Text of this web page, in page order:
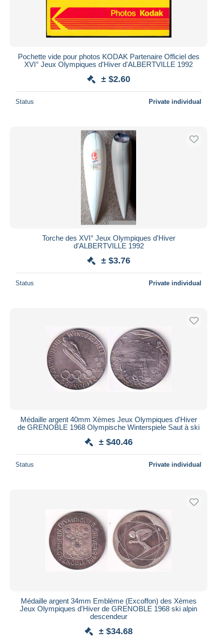
Pochette vide pour photos KODAK Partenaire Officiel des
XVI° Jeux Olympiques d'Hiver d'ALBERTVILLE 1992
± $2.60
Status Private individual
Torche des XVI° Jeux Olympiques d'Hiver
d'ALBERTVILLE 1992
± $3.76
Status Private individual
Médaille argent 40mm Xèmes Jeux Olympiques d'Hiver
de GRENOBLE 1968 Olympische Winterspiele Saut à ski
± $40.46
Status Private individual
Médaille argent 34mm Emblème (Excoffon) des Xèmes
Jeux Olympiques d'Hiver de GRENOBLE 1968 ski alpin
descendeur
± $34.68